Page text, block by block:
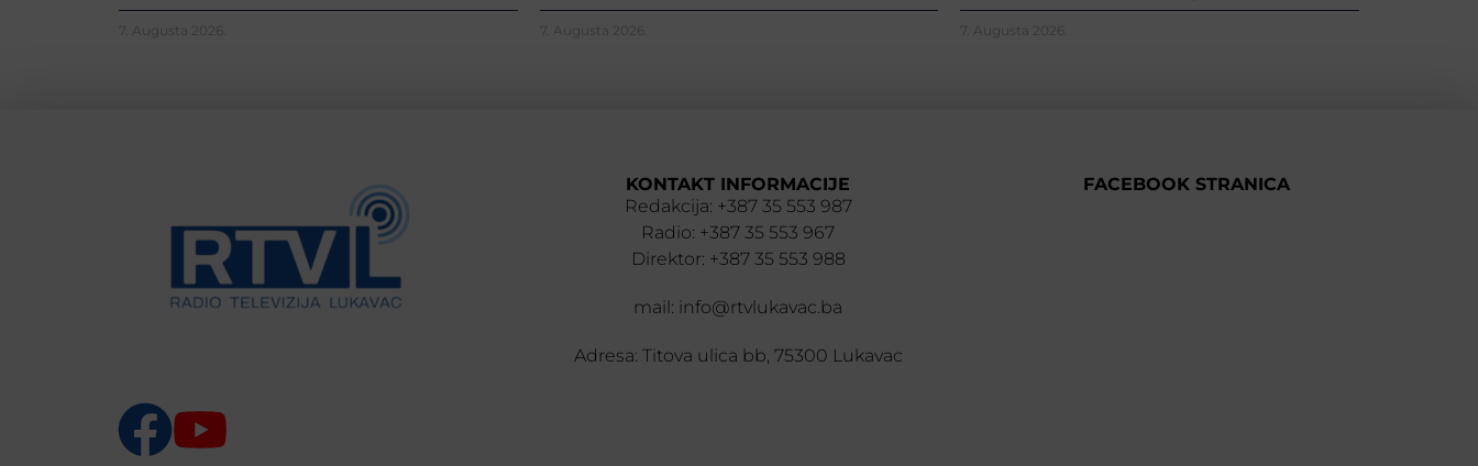
7. Augusta 2026. 7. Augusta 2026. 7. Augusta 2026.
KONTAKT INFORMACIJE
Redakcija: +387 35 553 987
Radio: +387 35 553 967
Direktor: +387 35 553 988
mail: info@rtvlukavac.ba
Adresa: Titova ulica bb, 75300 Lukavac
FACEBOOK STRANICA